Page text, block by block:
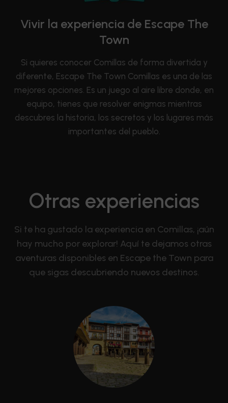
Vivir la experiencia de Escape The
Town
Si quieres conocer Comillas de forma divertida y
diferente, Escape The Town Comillas es una de las
mejores opciones. Es un juego al aire libre donde, en
equipo, tienes que resolver enigmas mientras
descubres la historia, los secretos y los lugares más
importantes del pueblo.
Otras experiencias
Si te ha gustado la experiencia en Comillas, ¡aún
hay mucho por explorar! Aquí te dejamos otras
aventuras disponibles en Escape the Town para
que sigas descubriendo nuevos destinos.